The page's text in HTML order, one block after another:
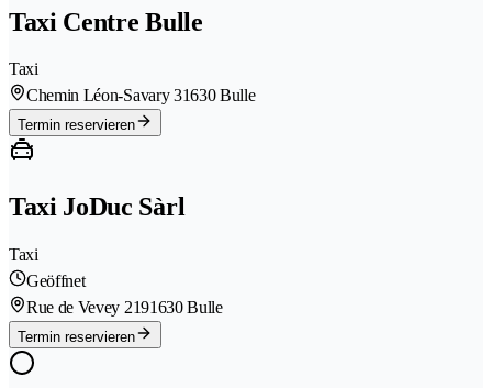
Taxi Centre Bulle
Taxi
Chemin Léon-Savary 31630 Bulle
Termin reservieren
Taxi JoDuc Sàrl
Taxi
Geöffnet
Rue de Vevey 2191630 Bulle
Termin reservieren